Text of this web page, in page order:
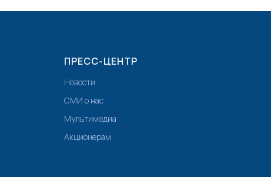
ПРЕСС-ЦЕНТР
Новости
СМИ о нас
Мультимедиа
Акционерам